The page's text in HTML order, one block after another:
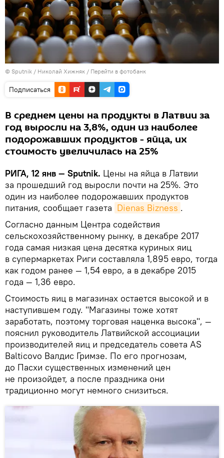
© Sputnik / Николай Хижняк / Перейти в фотобанк
Подписаться
В среднем цены на продукты в Латвии за
год выросли на 3,8%, один из наиболее
подорожавших продуктов - яйца, их
стоимость увеличилась на 25%
РИГА, 12 янв — Sputnik. Цены на яйца в Латвии
за прошедший год выросли почти на 25%. Это
один из наиболее подорожавших продуктов
питания, сообщает газета Dienas Bizness .
Согласно данным Центра содействия
сельскохозяйственному рынку, в декабре 2017
года самая низкая цена десятка куриных яиц
в супермаркетах Риги составляла 1,895 евро, тогда
как годом ранее — 1,54 евро, а в декабре 2015
года — 1,36 евро.
Стоимость яиц в магазинах остается высокой и в
наступившем году. "Магазины тоже хотят
заработать, поэтому торговая наценка высока", —
пояснил руководитель Латвийской ассоциации
производителей яиц и председатель совета АS
Balticovo Валдис Гримзе. По его прогнозам,
до Пасхи существенных изменений цен
не произойдет, а после праздника они
традиционно могут немного снизиться.